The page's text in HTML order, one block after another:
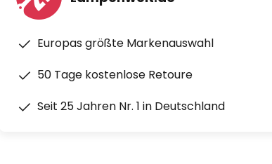
Europas größte Markenauswahl
50 Tage kostenlose Retoure
Seit 25 Jahren Nr. 1 in Deutschland